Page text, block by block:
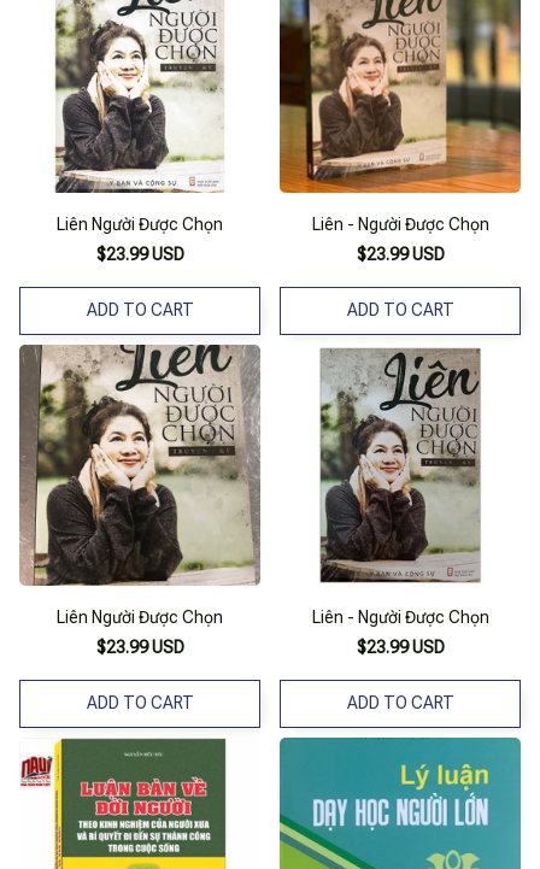
Liên Người Được Chọn
$23.99 USD
ADD TO CART
Liên - Người Được Chọn
$23.99 USD
ADD TO CART
Liên Người Được Chọn
$23.99 USD
ADD TO CART
Liên - Người Được Chọn
$23.99 USD
ADD TO CART